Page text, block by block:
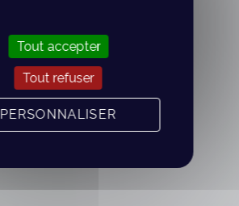
Tout accepter
Tout refuser
PERSONNALISER